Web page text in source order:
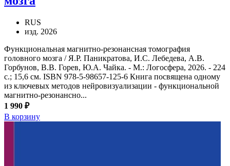
RUS
изд. 2026
Функциональная магнитно-резонансная томография
головного мозга / Я.Р. Паникратова, И.С. Лебедева, А.В.
Горбунов, В.В. Горев, Ю.А. Чайка. - М.: Логосфера, 2026. - 224
с.; 15,6 см. ISBN 978-5-98657-125-6 Книга посвящена одному
из ключевых методов нейровизуализации - функциональной
магнитно-резонансно...
1 990 ₽
В корзину